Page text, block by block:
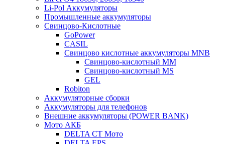
Li-Pol Аккумуляторы
Промышленные аккумуляторы
Свинцово-Кислотные
GoPower
CASIL
Свинцово кислотные аккумуляторы MNB
Cвинцово-кислотный MM
Cвинцово-кислотный MS
GEL
Robiton
Аккумуляторные сборки
Аккумуляторы для телефонов
Внешние аккумуляторы (POWER BANK)
Мото АКБ
DELTA CT Мото